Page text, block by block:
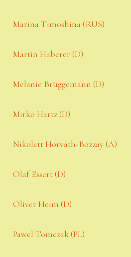
Marina Timoshina (RUS)
Martin Haberer (D)
Melanie Brüggemann (D)
Mirko Hartz (D)
Nikolett Horváth-Bozzay (A)
Olaf Essert (D)
Oliver Heim (D)
Pawel Tomczak (PL)